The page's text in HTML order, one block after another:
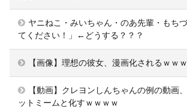
ヤニねこ・みいちゃん・のあ先輩・もち
てください！」←どうする？？？
【画像】理想の彼女、漫画化されるｗｗ
【動画】クレヨンしんちゃんの例の動画
ットミームと化すｗｗｗｗ